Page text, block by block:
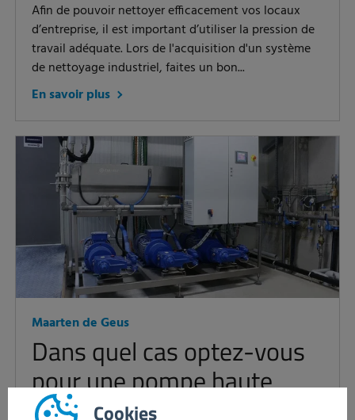
Cookies
Afin de pouvoir nettoyer efficacement vos locaux
d’entreprise, il est important d’utiliser la pression de
travail adéquate. Lors de l'acquisition d'un système
de nettoyage industriel, faites un bon...
En savoir plus
Maarten de Geus
Dans quel cas optez-vous
pour une pompe haute
pression?